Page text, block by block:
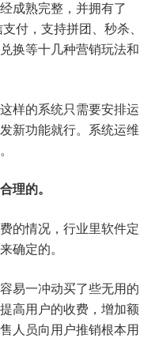
成熟完整，并拥有了
付，支持拼团、秒杀、
换等十几种营销玩法和
样的系统只需要安排运
新功能就行。系统运维
理的。
的情况，行业里软件定
确定的。
易一冲动买了些无用的
高用户的收费，增加额
人员向用户推销根本用